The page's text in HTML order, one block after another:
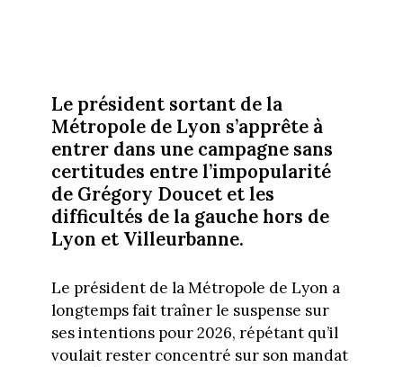
Le président sortant de la
Métropole de Lyon s’apprête à
entrer dans une campagne sans
certitudes entre l’impopularité
de Grégory Doucet et les
difficultés de la gauche hors de
Lyon et Villeurbanne.
Le président de la Métropole de Lyon a
longtemps fait traîner le suspense sur
ses intentions pour 2026, répétant qu’il
voulait rester concentré sur son mandat